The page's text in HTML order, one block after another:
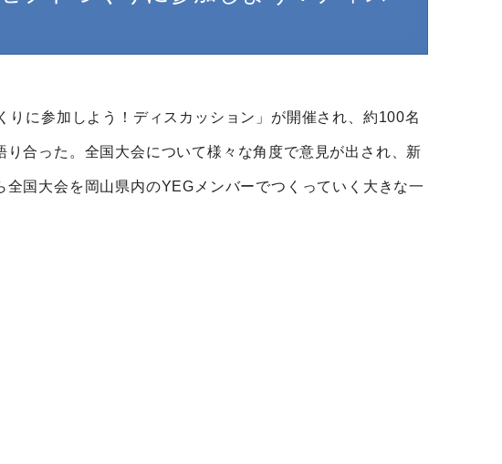
に参加しよう！ディスカッション」が開催され、約100名
合った。全国大会について様々な角度で意見が出され、新
国大会を岡山県内のYEGメンバーでつくっていく大きな一